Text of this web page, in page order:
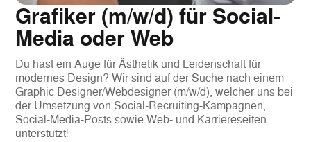
Grafiker (m/w/d) für Social-
Media oder Web
Du hast ein Auge für Ästhetik und Leidenschaft für
modernes Design? Wir sind auf der Suche nach einem
Graphic Designer/Webdesigner (m/w/d), welcher uns bei
der Umsetzung von Social-Recruiting-Kampagnen,
Social-Media-Posts sowie Web- und Karriereseiten
unterstützt!